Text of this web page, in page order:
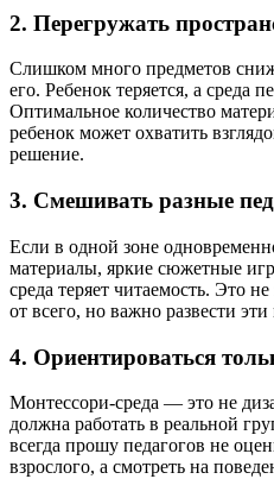
2. Перегружать
Слишком много предметов
его. Ребенок теряется, а среда
Оптимальное количество
ребенок может охватить
решение.
3. Смешивать разные
Если в одной зоне
материалы, яркие сюжетные
среда теряет читаемость. Это
от всего, но важно развести
4. Ориентироваться
Монтессори-среда — это не
должна работать в реальной
всегда прошу педагогов не
взрослого, а смотреть на